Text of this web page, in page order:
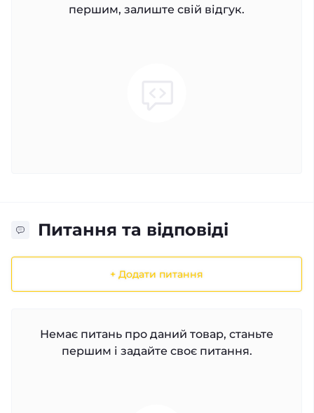
першим, залиште свій відгук.
Питання та відповіді
+ Додати питання
Немає питань про даний товар, станьте
першим і задайте своє питання.